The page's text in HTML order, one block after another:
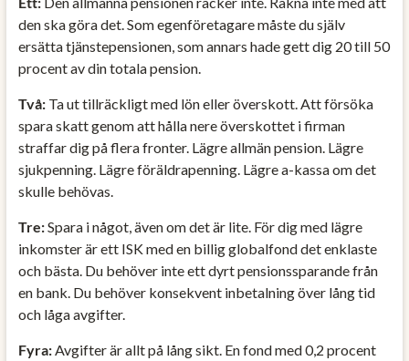
den ska göra det. Som egenföretagare måste du själv
ersätta tjänstepensionen, som annars hade gett dig 20 till 50
procent av din totala pension.
Två:Ta ut tillräckligt med lön eller överskott. Att försöka
spara skatt genom att hålla nere överskottet i firman
straffar dig på flera fronter. Lägre allmän pension. Lägre
sjukpenning. Lägre föräldrapenning. Lägre a-kassa om det
skulle behövas.
Tre:Spara i något, även om det är lite. För dig med lägre
inkomster är ett ISK med en billig globalfond det enklaste
och bästa. Du behöver inte ett dyrt pensionssparande från
en bank. Du behöver konsekvent inbetalning över lång tid
och låga avgifter.
Fyra:Avgifter är allt på lång sikt. En fond med 0,2 procent